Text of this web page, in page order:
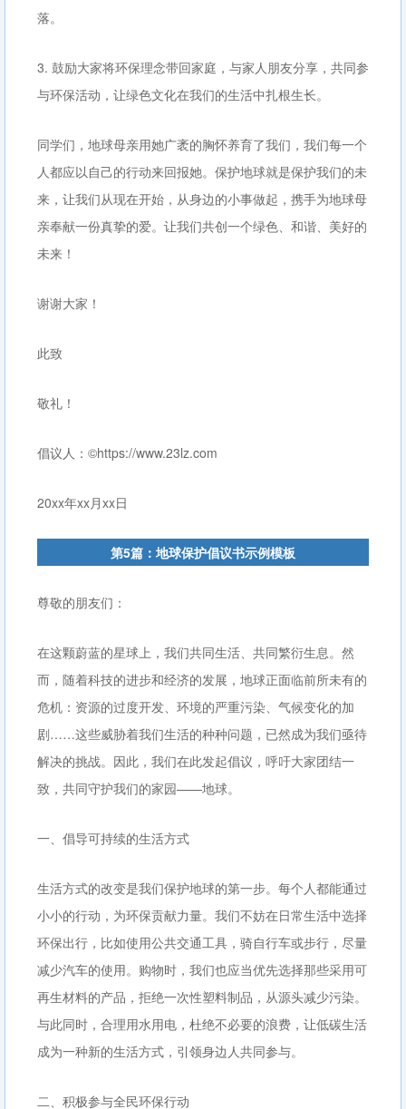
落。
3. 鼓励大家将环保理念带回家庭，与家人朋友分享，共同参
与环保活动，让绿色文化在我们的生活中扎根生长。
同学们，地球母亲用她广袤的胸怀养育了我们，我们每一个
人都应以自己的行动来回报她。保护地球就是保护我们的未
来，让我们从现在开始，从身边的小事做起，携手为地球母
亲奉献一份真挚的爱。让我们共创一个绿色、和谐、美好的
未来！
谢谢大家！
此致
敬礼！
倡议人：©https://www.23lz.com
20xx年xx月xx日
第5篇：地球保护倡议书示例模板
尊敬的朋友们：
在这颗蔚蓝的星球上，我们共同生活、共同繁衍生息。然
而，随着科技的进步和经济的发展，地球正面临前所未有的
危机：资源的过度开发、环境的严重污染、气候变化的加
剧……这些威胁着我们生活的种种问题，已然成为我们亟待
解决的挑战。因此，我们在此发起倡议，呼吁大家团结一
致，共同守护我们的家园——地球。
一、倡导可持续的生活方式
生活方式的改变是我们保护地球的第一步。每个人都能通过
小小的行动，为环保贡献力量。我们不妨在日常生活中选择
环保出行，比如使用公共交通工具，骑自行车或步行，尽量
减少汽车的使用。购物时，我们也应当优先选择那些采用可
再生材料的产品，拒绝一次性塑料制品，从源头减少污染。
与此同时，合理用水用电，杜绝不必要的浪费，让低碳生活
成为一种新的生活方式，引领身边人共同参与。
二、积极参与全民环保行动